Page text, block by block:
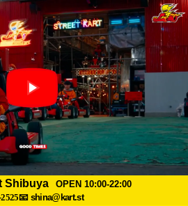
Shibuya
OPEN 10:00-22:00
📧 shina@kart.st